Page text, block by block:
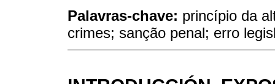
Palavras-chave: princípio da
crimes; sanção penal; erro